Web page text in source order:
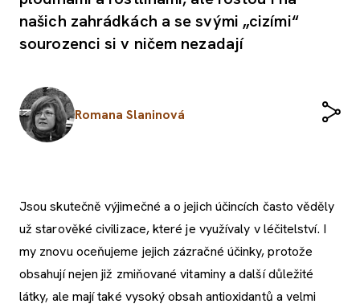
našich zahrádkách a se svými „cizími“
sourozenci si v ničem nezadají
Romana Slaninová
Jsou skutečně výjimečné a o jejich účincích často věděly
už starověké civilizace, které je využívaly v léčitelství. I
my znovu oceňujeme jejich zázračné účinky, protože
obsahují nejen již zmiňované vitaminy a další důležité
látky, ale mají také vysoký obsah antioxidantů a velmi